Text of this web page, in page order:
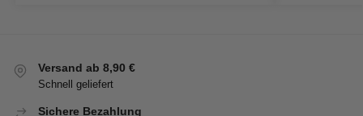
Versand ab 8,90 €
Schnell geliefert
Sichere Bezahlung